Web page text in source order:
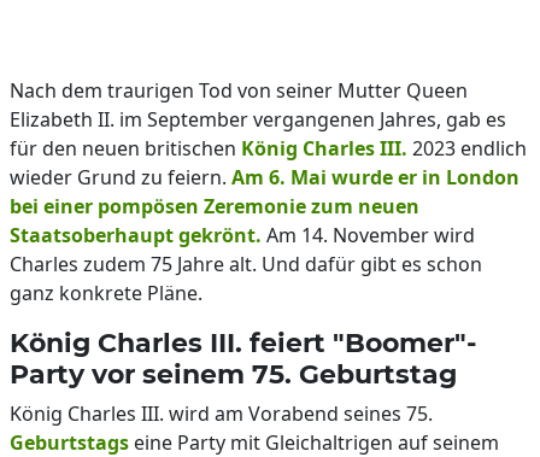
Nach dem traurigen Tod von seiner Mutter Queen
Elizabeth II. im September vergangenen Jahres, gab es
für den neuen britischen König Charles III. 2023 endlich
wieder Grund zu feiern. Am 6. Mai wurde er in London
bei einer pompösen Zeremonie zum neuen
Staatsoberhaupt gekrönt. Am 14. November wird
Charles zudem 75 Jahre alt. Und dafür gibt es schon
ganz konkrete Pläne.
König Charles III. feiert "Boomer"-
Party vor seinem 75. Geburtstag
König Charles III. wird am Vorabend seines 75.
Geburtstags eine Party mit Gleichaltrigen auf seinem